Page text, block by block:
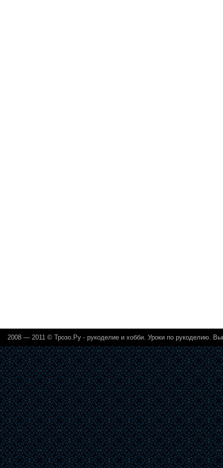
2008 — 2011 © Трозо.Ру - рукоделие и хобби. Уроки по рукоделию.